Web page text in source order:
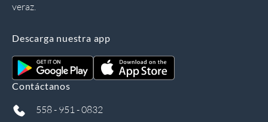
veraz.
Descarga nuestra app
Contáctanos
558 - 951 - 0832